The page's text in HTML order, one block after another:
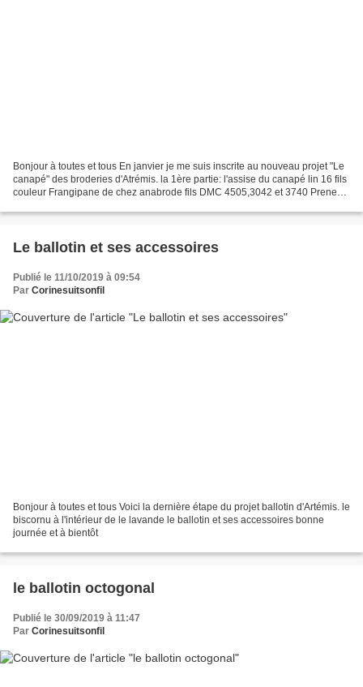
Bonjour à toutes et tous En janvier je me suis inscrite au nouveau projet "Le
canapé" des broderies d'Atrémis. la 1ère partie: l'assise du canapé lin 16 fils
couleur Frangipane de chez anabrode fils DMC 4505,3042 et 3740 Prenez
Le ballotin et ses accessoires
Publié le 11/10/2019 à 09:54
Par Corinesuitsonfil
Bonjour à toutes et tous Voici la dernière étape du projet ballotin d'Artémis. le
biscornu à l'intérieur de le lavande le ballotin et ses accessoires bonne
journée et à bientôt
le ballotin octogonal
Publié le 30/09/2019 à 11:47
Par Corinesuitsonfil